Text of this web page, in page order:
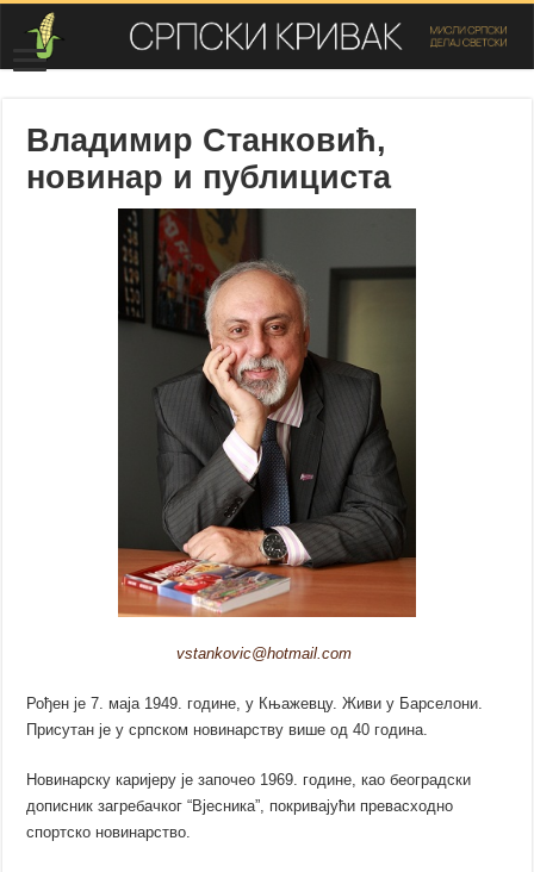
Владимир Станковић,
новинар и публициста
vstankovic@hotmail.com
Рођен је 7. маја 1949. године, у Књажевцу. Живи у Барселони.
Присутан је у српском новинарству више од 40 година.
Новинарску каријеру је започео 1969. године, као београдски
дописник загребачког “Вјесника”, покривајући превасходно
спортско новинарство.